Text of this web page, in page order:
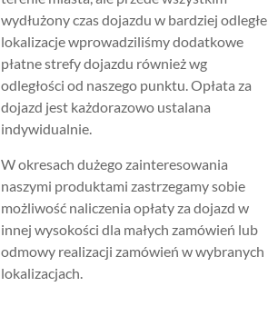
wydłużony czas dojazdu w bardziej odległe
lokalizacje wprowadziliśmy dodatkowe
płatne strefy dojazdu również wg
odległości od naszego punktu. Opłata za
dojazd jest każdorazowo ustalana
indywidualnie.
W okresach dużego zainteresowania
naszymi produktami zastrzegamy sobie
możliwość naliczenia opłaty za dojazd w
innej wysokości dla małych zamówień lub
odmowy realizacji zamówień w wybranych
lokalizacjach.